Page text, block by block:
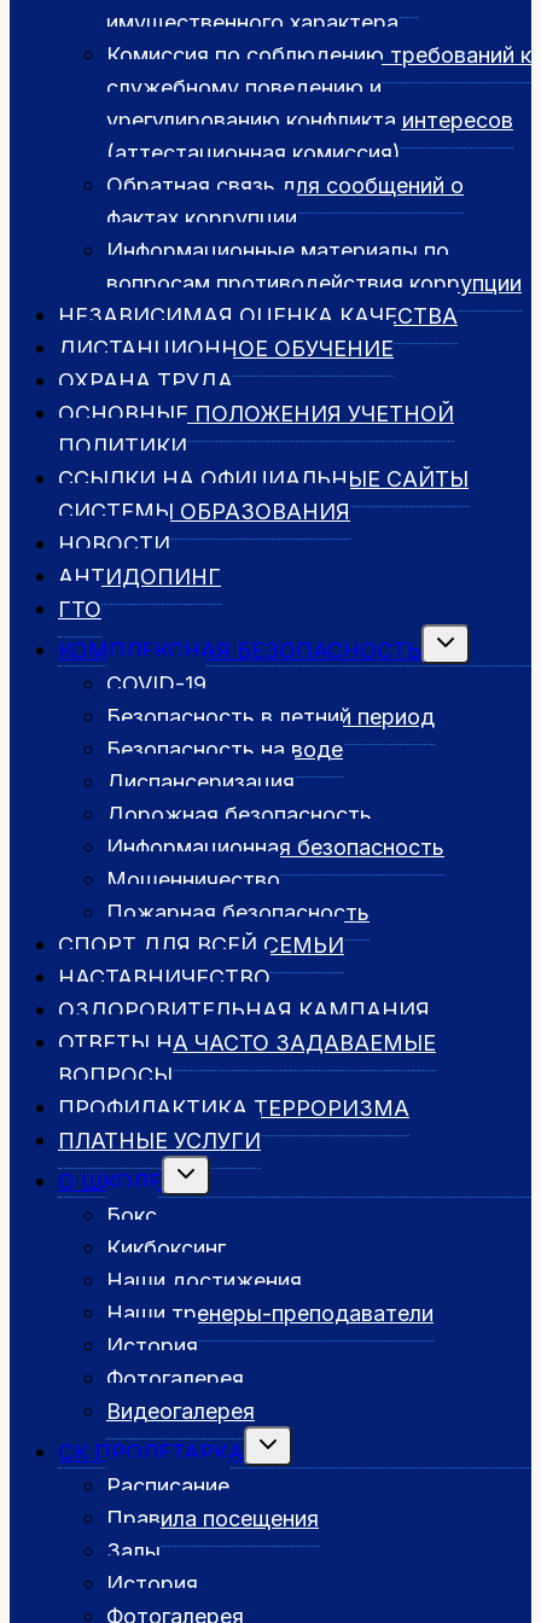
имущественного характера
Комиссия по соблюдению требований к
служебному поведению и
урегулированию конфликта интересов
(аттестационная комиссия)
Обратная связь для сообщений о
фактах коррупции
Информационные материалы по
вопросам противодействия коррупции
НЕЗАВИСИМАЯ ОЦЕНКА КАЧЕСТВА
ДИСТАНЦИОННОЕ ОБУЧЕНИЕ
ОХРАНА ТРУДА
ОСНОВНЫЕ ПОЛОЖЕНИЯ УЧЕТНОЙ
ПОЛИТИКИ
ССЫЛКИ НА ОФИЦИАЛЬНЫЕ САЙТЫ
СИСТЕМЫ ОБРАЗОВАНИЯ
НОВОСТИ
АНТИДОПИНГ
ГТО
КОМПЛЕКСНАЯ БЕЗОПАСНОСТЬ
Переключить
меню
COVID-19
Безопасность в летний период
Безопасность на воде
Диспансеризация
Дорожная безопасность
Информационная безопасность
Мошенничество
Пожарная безопасность
СПОРТ ДЛЯ ВСЕЙ СЕМЬИ
НАСТАВНИЧЕСТВО
ОЗДОРОВИТЕЛЬНАЯ КАМПАНИЯ
ОТВЕТЫ НА ЧАСТО ЗАДАВАЕМЫЕ
ВОПРОСЫ
ПРОФИЛАКТИКА ТЕРРОРИЗМА
ПЛАТНЫЕ УСЛУГИ
О ШКОЛЕ
Переключить
меню
Бокс
Кикбоксинг
Наши достижения
Наши тренеры-преподаватели
История
Фотогалерея
Видеогалерея
СК ПРОЛЕТАРКА
Переключить
меню
Расписание
Правила посещения
Залы
История
Фотогалерея